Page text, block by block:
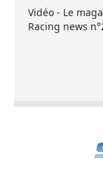
Vidéo - Le
Racing news